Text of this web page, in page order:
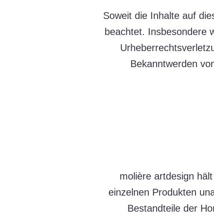
Soweit die Inhalte auf
beachtet. Insbesondere
Bekanntwerden
molière artdesign
einzelnen Produkten
Bestandteile der